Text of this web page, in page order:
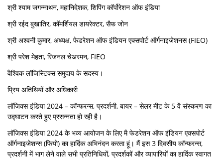
श्री श्याम जगन्नाथन, महानिदेशक, शिपिंग कॉर्पोरेशन ऑफ इंडिया
श्री रईद बुखातिर, कॉमर्शियल डायरेक्टर, सैफ जोन
श्री अश्वनी कुमार, अध्यक्ष, फेडरेशन ऑफ इंडियन एक्सपोर्ट ऑर्गनाइजेशनस (FIEO)
श्री परेश मेहता, रिजनल चेअरमन, FIEO
वैश्विक लॉजिस्टिक्स समुदाय के सदस्य।
प्रिय अतिथियों और अधिकारी
लॉजिक्स इंडिया 2024 – कॉन्फरन्स, प्रदर्शनी, बायर – सेलर मीट के 5 वें संस्करण का
उद्घाटन करते हुए प्रसन्नता हो रही है।
लॉजिक्स इंडिया 2024 के भव्य आयोजन के लिए मै फेडरेशन ऑफ इंडियन एक्सपोर्ट
ऑर्गनाइजेशन्स (फियो) का हार्दिक अभिनंदन करता हूं। मैं इस 3 दिवसीय कॉन्फरन्स,
प्रदर्शनी में भाग लेने वाले सभी प्रतिनिधियों, प्रदर्शकों और व्यापारियों का हार्दिक स्वागत